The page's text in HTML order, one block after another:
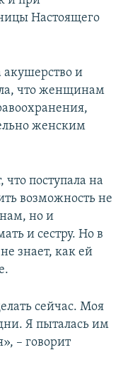
Настоящего
акушерство и
что женщинам
женским
поступала на
возможность не
но и
и сестру. Но в
знает, как ей
сейчас. Моя
Я пыталась им
– говорит